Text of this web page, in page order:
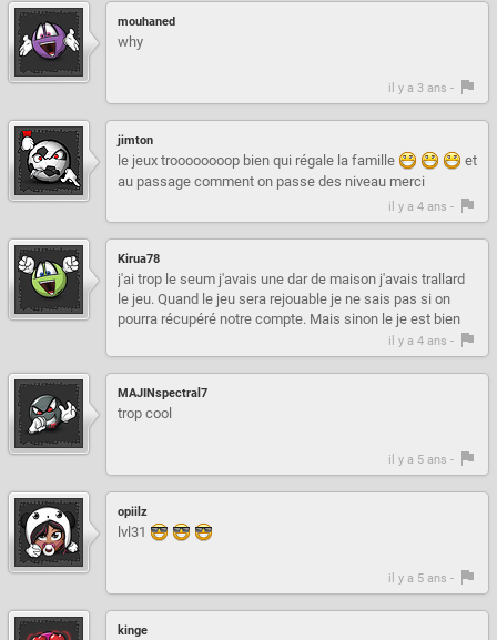
mouhaned
why
il y a 3 ans -
jimton
le jeux troooooooop bien qui régale la famille
et
au passage comment on passe des niveau merci
il y a 4 ans -
Kirua78
j'ai trop le seum j'avais une dar de maison j'avais trallard
le jeu. Quand le jeu sera rejouable je ne sais pas si on
pourra récupéré notre compte. Mais sinon le je est bien
il y a 4 ans -
MAJINspectral7
trop cool
il y a 5 ans -
opiilz
lvl31
il y a 5 ans -
kinge